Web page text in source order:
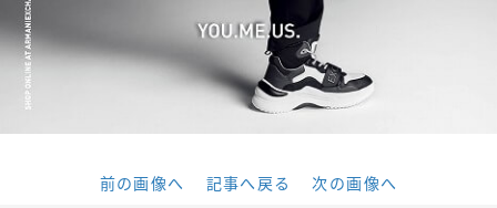
前の画像へ 記事へ戻る 次の画像へ